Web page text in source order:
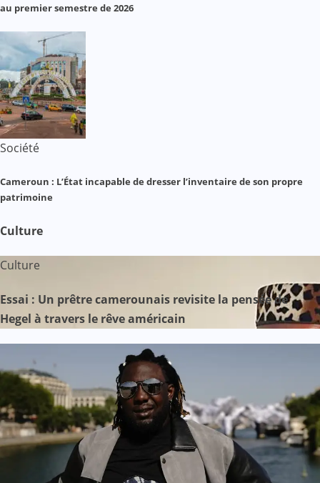
au premier semestre de 2026
Société
Cameroun : L’État incapable de dresser l’inventaire de son propre
patrimoine
Culture
Culture
Essai : Un prêtre camerounais revisite la pensée de
Hegel à travers le rêve américain